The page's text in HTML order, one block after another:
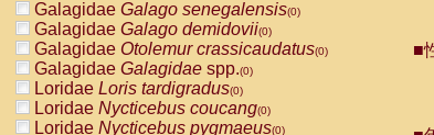
Galagidae Galago senegalensis(0)
Galagidae Galago demidovii(0)
Galagidae Otolemur crassicaudatus(0)
Galagidae Galagidae spp.(0)
Loridae Loris tardigradus(0)
Loridae Nycticebus coucang(0)
Loridae Nycticebus pygmaeus(0)
■